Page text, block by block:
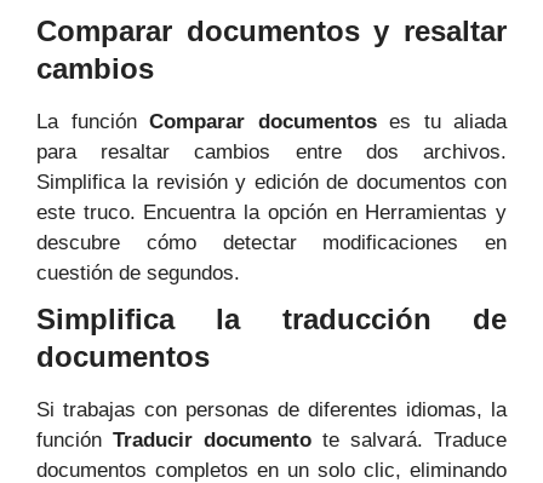
Comparar documentos y resaltar
cambios
La función Comparar documentoses tu aliada
para resaltar cambios entre dos archivos.
Simplifica la revisión y edición de documentos con
este truco. Encuentra la opción en Herramientas y
descubre cómo detectar modificaciones en
cuestión de segundos.
Simplifica la traducción de
documentos
Si trabajas con personas de diferentes idiomas, la
función Traducir documento te salvará. Traduce
documentos completos en un solo clic, eliminando